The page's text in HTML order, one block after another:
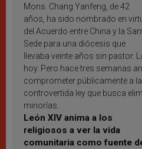
Mons. Chang Yanfeng, de 42
años, ha sido nombrado en
del Acuerdo entre China y la
Sede para una diócesis que
llevaba veinte años sin pastor.
hoy. Pero hace tres semanas
comprometer públicamente a
controvertida ley que busca
minorías.
León XIV anima a los
religiosos a ver la vida
comunitaria como fuente